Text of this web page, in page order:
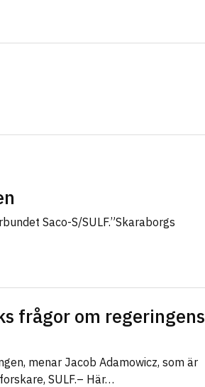
Saco-S/SULF.”Skaraborgs
frågor om regeringens
menar Jacob Adamowicz, som är
SULF.– Här…